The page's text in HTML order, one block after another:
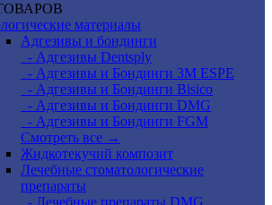
материалы
Адгезивы и бондинги
- Адгезивы Dentsply
- Адгезивы и Бондинги 3M ESPE
- Адгезивы и Бондинги Bisico
- Адгезивы и Бондинги DMG
- Адгезивы и Бондинги FGM
Смотреть все →
Жидкотекучий композит
Лечебные стоматологические
препараты
- Лечебные препараты DMG